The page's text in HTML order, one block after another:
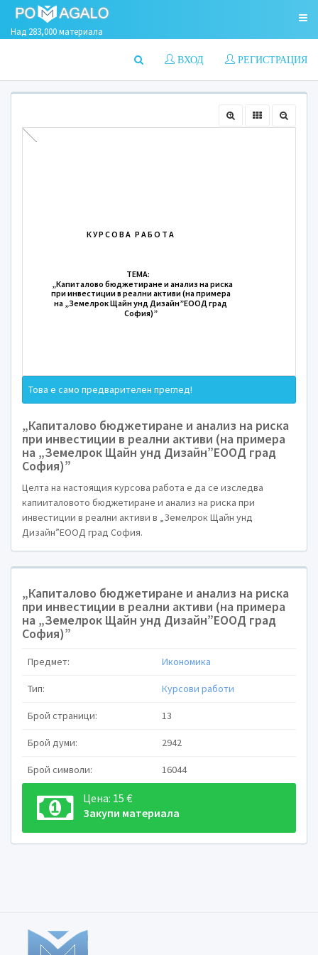
Над 283,000 материала
РЕГИСТРАЦИЯ
ВХОД
ТЕМА:
„Капиталово
при инвестиции в реални
на „Земелрок Щайн унд
София)”
Фак.номер:
Това е само предварителен преглед!
„Капиталово бюджетиране и анализ на риска
при инвестиции в реални активи (на примера
на „Земелрок Щайн унд Дизайн”ЕООД град
София)”
Целта на настоящия курсова работа е да се изследва
капииталовото бюджетиране и анализ на риска при
инвестиции в реални активи в „Земелрок Щайн унд
Дизайн”ЕООД град София.
„Капиталово бюджетиране и анализ на риска
при инвестиции в реални активи (на примера
на „Земелрок Щайн унд Дизайн”ЕООД град
София)”
Предмет: Икономика
Тип: Курсови работи
Брой страници: 13
Брой думи: 2942
Брой символи: 16044
Цена: 15 €
Закупи материала